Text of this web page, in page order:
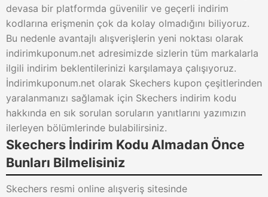
devasa bir platformda güvenilir ve geçerli indirim
kodlarına erişmenin çok da kolay olmadığını biliyoruz.
Bu nedenle avantajlı alışverişlerin yeni noktası olarak
indirimkuponum.net adresimizde sizlerin tüm markalarla
ilgili indirim beklentilerinizi karşılamaya çalışıyoruz.
İndirimkuponum.net olarak Skechers kupon çeşitlerinden
yaralanmanızı sağlamak için Skechers indirim kodu
hakkında en sık sorulan soruların yanıtlarını yazımızın
ilerleyen bölümlerinde bulabilirsiniz.
Skechers İndirim Kodu Almadan Önce
Bunları Bilmelisiniz
Skechers resmi online alışveriş sitesinde